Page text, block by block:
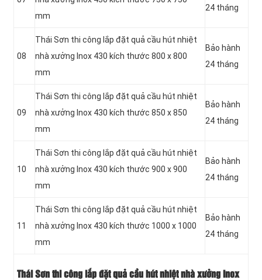
mm
24 tháng
08
Thái Sơn thi công lắp đặt quả cầu hút nhiệt
nhà xưởng Inox 430 kích thước 800 x 800
mm
Bảo hành
24 tháng
09
Thái Sơn thi công lắp đặt quả cầu hút nhiệt
nhà xưởng Inox 430 kích thước 850 x 850
mm
Bảo hành
24 tháng
10
Thái Sơn thi công lắp đặt quả cầu hút nhiệt
nhà xưởng Inox 430 kích thước 900 x 900
mm
Bảo hành
24 tháng
11
Thái Sơn thi công lắp đặt quả cầu hút nhiệt
nhà xưởng Inox 430 kích thước 1000 x 1000
mm
Bảo hành
24 tháng
Thái Sơn thi công lắp đặt quả cầu hút nhiệt nhà xưởng Inox